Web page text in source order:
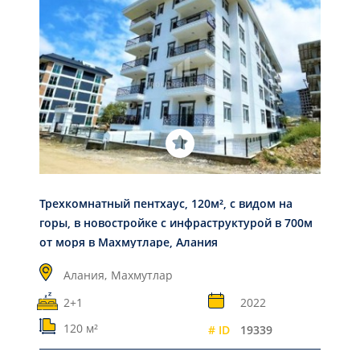
Трехкомнатный пентхаус, 120м², с видом на
горы, в новостройке с инфраструктурой в 700м
от моря в Махмутларе, Алания
Алания, Махмутлар
2+1
2022
120 м²
# ID 19339